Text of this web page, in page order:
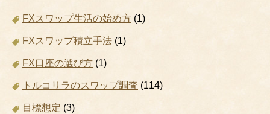
FXスワップ生活の始め方 (1)
FXスワップ積立手法 (1)
FX口座の選び方 (1)
トルコリラのスワップ調査 (114)
目標想定 (3)